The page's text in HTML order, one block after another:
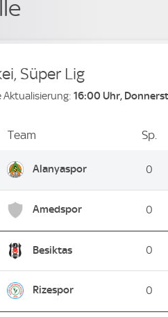
Süper Lig
Aktualisierung: 16:00 Uhr,
Team Sp.
Alanyaspor 0
Amedspor 0
Besiktas 0
Rizespor 0